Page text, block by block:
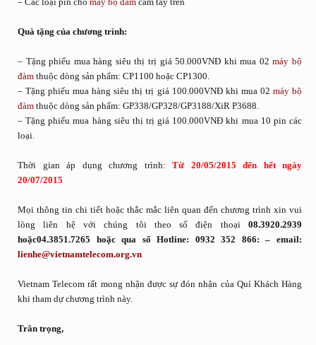
Quà tặng của chương trình:
– Tặng phiếu mua hàng siêu thị trị giá 50.000VNĐ khi mua 02máy bộ
đàm thuộc dòng sản phẩm: CP1100 hoặc CP1300.
– Tặng phiếu mua hàng siêu thị trị giá 100.000VNĐ khi mua 02 máy bộ
đàm thuộc dòng sản phẩm: GP338/GP328/GP3188/XiR P3688.
– Tặng phiếu mua hàng siêu thị trị giá 100.000VNĐ khi mua 10 pin các
loại.
Thời gian áp dụng chương trình: Từ 20/05/2015 đến hết ngày
20/07/2015
Mọi thông tin chi tiết hoặc thắc mắc liên quan đến chương trình xin vui
lòng liên hệ với chúng tôi theo số điện thoại 08.3920.2939
hoặc04.3851.7265 hoặc qua số Hotline: 0932 352 866: – email:
lienhe@vietnamtelecom.org.vn
Vietnam Telecom rất mong nhận được sự đón nhận của Quí Khách Hàng
khi tham dự chương trình này.
Trân trọng,